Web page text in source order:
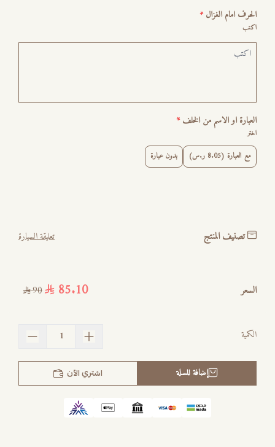
الحرف امام الغزال*
اكتب
العبارة او الاسم من الخلف*
اختر
مع العبارة (8.05 ر.س) بدون عبارة
تصنيف المنتج تعليقة السيارة
السعر 85.10
90
الكمية
إضافة للسلة اشتري الآن